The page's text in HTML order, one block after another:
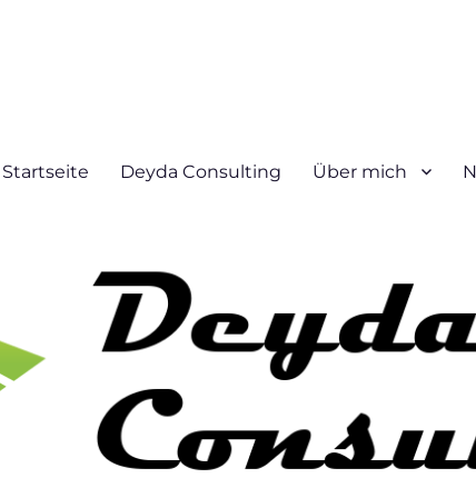
Startseite Deyda Consulting Über mich